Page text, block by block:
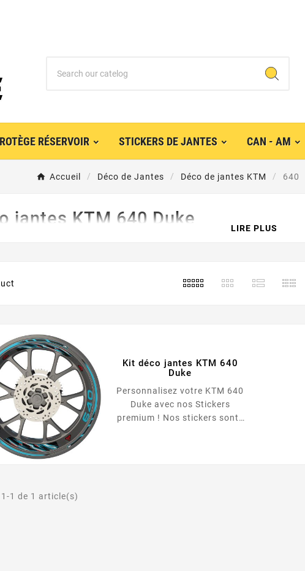
RÉSERVOIR STICKERS DE JANTES CAN - AM
Accueil Déco de Jantes Déco de jantes KTM 640
jantes KTM 640 Duke LIRE PLUS
Kit déco jantes KTM 640
Duke
Personnalisez votre KTM 640
Duke avec nos Stickers
premium ! Nos stickers sont :
1 de 1 article(s)